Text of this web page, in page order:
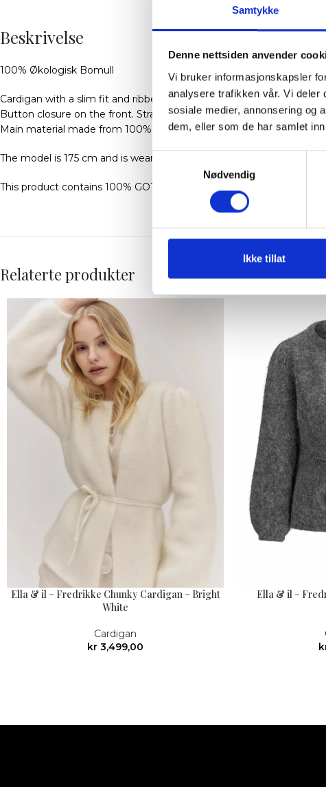
Samtykke
Denne nettsiden anvender
Vi bruker informasjonskapsler
analysere trafikken vår. Vi deler
sosiale medier, annonsering og
dem, eller som de har samlet
Samtykkevalg
Nødvendig
Ikke tillat
Beskrivelse
100% Økologisk Bomull
Cardigan with a slim fit and ribbed texture.
Button closure on the front. Straight cuffs and hem. Round neck.
Main material made from 100% organic cotton. Made in Portugal.
The model is 175 cm and is wearing size S
This product contains 100% GOTS certified Organic Cotton certified
Relaterte produkter
Ella & il – Fredrikke Chunky Cardigan – Bright
White
Cardigan
kr 3,499,00
Ella & il –